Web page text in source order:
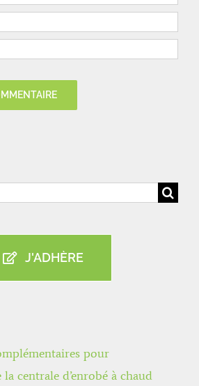
J'ADHÈRE
pour
centrale d’enrobé à chaud